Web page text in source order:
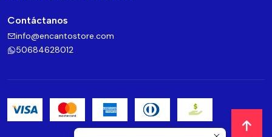
Contáctanos
info@encantostore.com
50684628012